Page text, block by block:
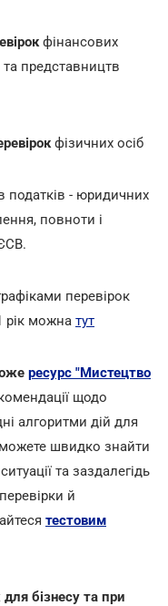
фінансових
представництв
фізичних осіб
податків - юридичних
повноти і
перевірок
рік можна тут
ресурс "Мистецтво
щодо
алгоритми дій для
швидко знайти
та заздалегідь
й
тестовим
для бізнесу та при